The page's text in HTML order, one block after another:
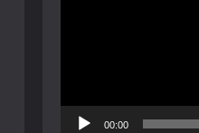
00:00